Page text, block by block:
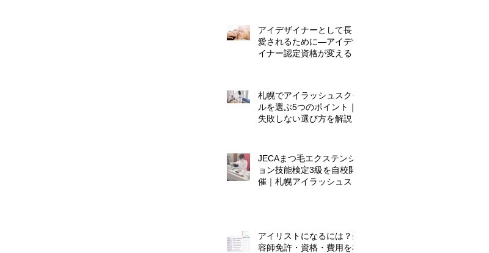
アイデザイナーとして長く
愛されるために―アイデザ
イナー認定資格が変える、
札幌でアイラッシュスクー
ルを選ぶ5つのポイント｜
失敗しない選び方を解説
JECAまつ毛エクステンシ
ョン技能検定3級を自校開
催｜札幌アイラッシュスク
アイリストになるには？美
容師免許・資格・費用を札